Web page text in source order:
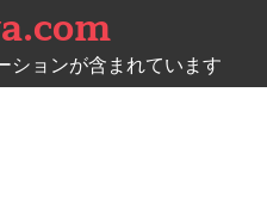
ションが含まれています